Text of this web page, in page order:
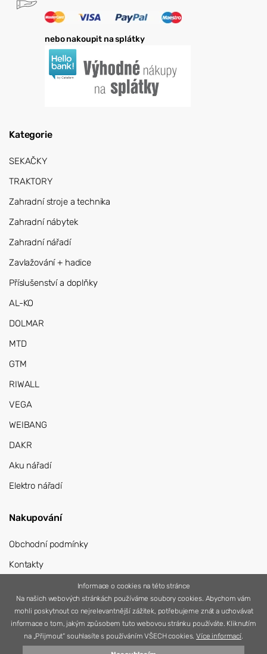
nebo nakoupit na splátky
Kategorie
SEKAČKY
TRAKTORY
Zahradní stroje a technika
Zahradní nábytek
Zahradní nářadí
Zavlažování + hadice
Příslušenství a doplňky
AL-KO
DOLMAR
MTD
GTM
RIWALL
VEGA
WEIBANG
DAKR
Aku nářadí
Elektro nářadí
Nakupování
Obchodní podmínky
Kontakty
Informace o cookies na této stránce
Na našich webových stránkách používáme soubory cookies. Abychom vám
mohli poskytnout co nejrelevantnější zážitek, potřebujeme znát a uchovávat
informace o tom, jakým způsobem tuto webovou stránku používáte. Kliknutím
na „Přijmout“ souhlasíte s používáním VŠECH cookies.Více informací.